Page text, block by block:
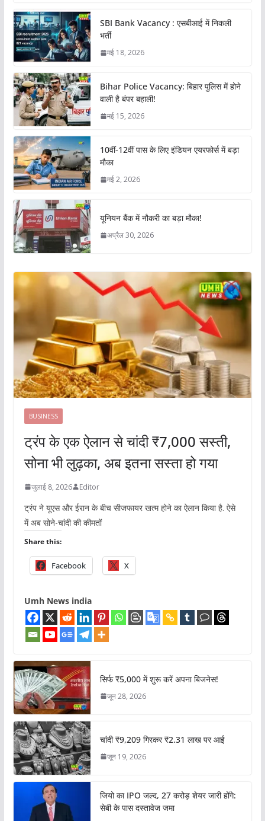
SBI Bank Vacancy : एसबीआई में निकली
भर्ती
मई 18, 2026
Bihar Police Vacancy: बिहार पुलिस में होने
वाली है बंपर बहाली!
मई 15, 2026
10वीं-12वीं पास के लिए इंडियन एयरफोर्स में बड़ा
मौका
मई 2, 2026
यूनियन बैंक में नौकरी का बड़ा मौका!
अप्रैल 30, 2026
BUSINESS
ट्रंप के एक ऐलान से चांदी ₹7,000 सस्ती,
सोना भी लुढ़का, अब इतना सस्ता हो गया
जुलाई 8, 2026 Editor
ट्रंप ने यूएस और ईरान के बीच सीजफायर खत्म होने का ऐलान किया है. ऐसे
में अब सोने-चांदी की कीमतों
Share this:
Facebook X
Umh News india
सिर्फ ₹5,000 में शुरू करें अपना बिजनेस!
जून 28, 2026
चांदी ₹9,209 गिरकर ₹2.31 लाख पर आई
जून 19, 2026
जियो का IPO जल्द, 27 करोड़ शेयर जारी होंगे:
सेबी के पास दस्तावेज जमा